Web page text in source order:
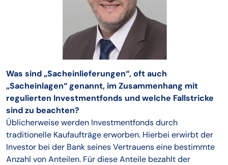
Was sind „Sacheinlieferungen“, oft auch
„Sacheinlagen“ genannt, im Zusammenhang mit
regulierten Investmentfonds und welche Fallstricke
sind zu beachten?
Üblicherweise werden Investmentfonds durch
traditionelle Kaufaufträge erworben. Hierbei erwirbt der
Investor bei der Bank seines Vertrauens eine bestimmte
Anzahl von Anteilen. Für diese Anteile bezahlt der